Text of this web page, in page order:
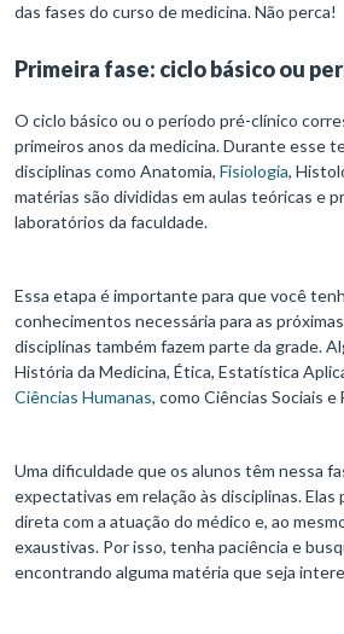
das fases do curso de medicina. Não perca!
Primeira fase: ciclo básico ou
O ciclo básico ou o período pré-clínico
primeiros anos da medicina. Durante esse
disciplinas como Anatomia, Fisiologia,
matérias são divididas em aulas teóricas e
laboratórios da faculdade.
Essa etapa é importante para que você
conhecimentos necessária para as
disciplinas também fazem parte da grade.
História da Medicina, Ética, Estatística
Ciências Humanas, como Ciências Sociais e
Uma dificuldade que os alunos têm nessa
expectativas em relação às disciplinas. Elas
direta com a atuação do médico e, ao
exaustivas. Por isso, tenha paciência e
encontrando alguma matéria que seja